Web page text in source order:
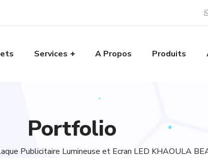
Services A Propos Produits
Portfolio
Publicitaire Lumineuse et Ecran LED KHAOULA